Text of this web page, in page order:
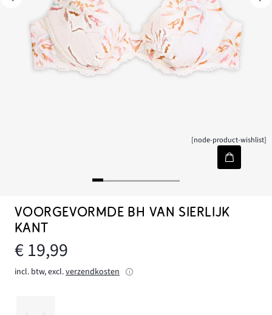
[node-product-wishlist]
VOORGEVORMDE BH VAN SIERLIJK
KANT
€ 19,99
incl. btw, excl.verzendkosten